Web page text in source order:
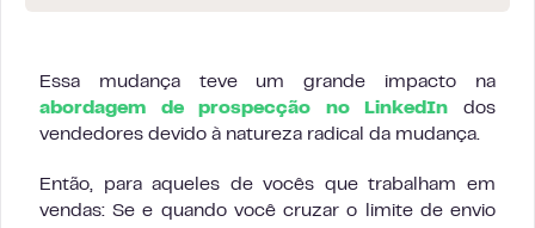
Essa mudança teve um grande impacto na
abordagem de prospecção no LinkedIn dos
vendedores devido à natureza radical da mudança.
Então, para aqueles de vocês que trabalham em
vendas: Se e quando você cruzar o limite de envio